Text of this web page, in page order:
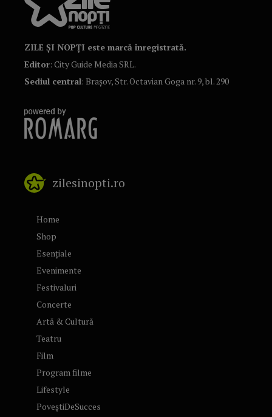
ZILE ȘI NOPȚI este marcă înregistrată.
Editor: City Guide Media SRL.
Sediul central: Brașov, Str. Octavian Goga nr. 9, bl. 290
zilesinopti.ro
Home
Shop
Esențiale
Evenimente
Festivaluri
Concerte
Artă & Cultură
Teatru
Film
Program filme
Lifestyle
PoveștiDeSucces